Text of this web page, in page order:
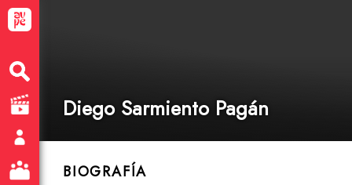
Diego Sarmiento Pagán
BIOGRAFÍA